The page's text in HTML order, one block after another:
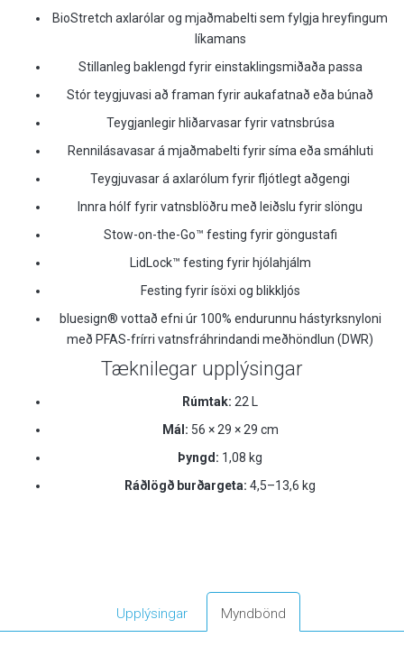
BioStretch axlarólar og mjaðmabelti sem fylgja hreyfingum
líkamans
Stillanleg baklengd fyrir einstaklingsmiðaða passa
Stór teygjuvasi að framan fyrir aukafatnað eða búnað
Teygjanlegir hliðarvasar fyrir vatnsbrúsa
Rennilásavasar á mjaðmabelti fyrir síma eða smáhluti
Teygjuvasar á axlarólum fyrir fljótlegt aðgengi
Innra hólf fyrir vatnsblöðru með leiðslu fyrir slöngu
Stow-on-the-Go™ festing fyrir göngustafi
LidLock™ festing fyrir hjólahjálm
Festing fyrir ísöxi og blikkljós
bluesign® vottað efni úr 100% endurunnu hástyrksnyloni
með PFAS-frírri vatnsfráhrindandi meðhöndlun (DWR)
Tæknilegar upplýsingar
Rúmtak: 22 L
Mál: 56 × 29 × 29 cm
Þyngd: 1,08 kg
Ráðlögð burðargeta: 4,5–13,6 kg
Upplýsingar Myndbönd